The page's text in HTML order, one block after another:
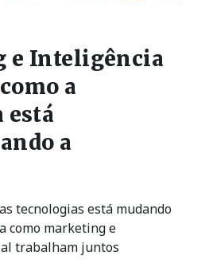
e Inteligência
a
está
a
tecnologias está mudando
como marketing e
trabalham juntos